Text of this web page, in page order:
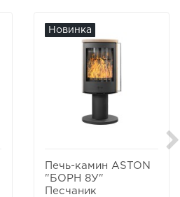
Новинка
Печь-камин ASTON
"БОРН 8У"
Песчаник